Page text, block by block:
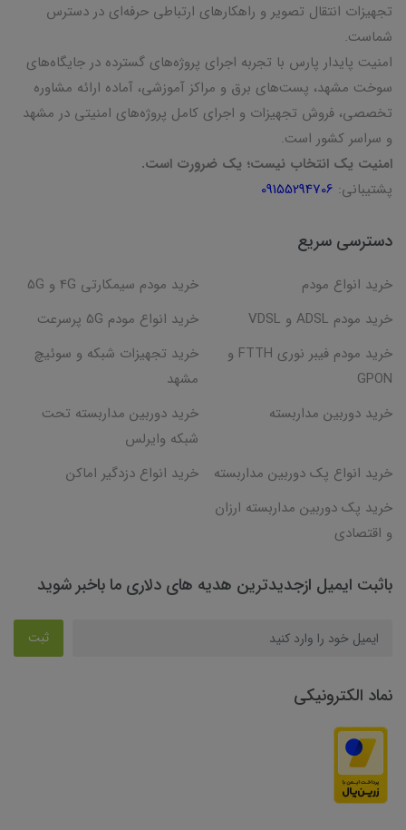
تجهیزات انتقال تصویر و راهکارهای ارتباطی حرفه‌ای در دسترس
شماست.
امنیت پایدار پارس با تجربه اجرای پروژه‌های گسترده در جایگاه‌های
سوخت مشهد، پست‌های برق و مراکز آموزشی، آماده ارائه مشاوره
تخصصی، فروش تجهیزات و اجرای کامل پروژه‌های امنیتی در مشهد
و سراسر کشور است.
امنیت یک انتخاب نیست؛ یک ضرورت است.
پشتیبانی: 09155294706
دسترسی سریع
خرید انواع مودم
خرید مودم سیمکارتی 4G و 5G
خرید مودم ADSL و VDSL
خرید انواع مودم 5G پرسرعت
خرید مودم فیبر نوری FTTH و
GPON
خرید تجهیزات شبکه و سوئیچ
مشهد
خرید دوربین مداربسته
خرید دوربین مداربسته تحت
شبکه وایرلس
خرید انواع پک دوربین مداربسته
خرید انواع دزدگیر اماکن
خرید پک دوربین مداربسته ارزان
و اقتصادی
باثبت ایمیل ازجدیدترین هدیه های دلاری ما باخبر شوید
ثبت
نماد الکترونیکی